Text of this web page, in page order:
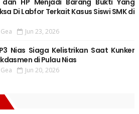
dan HP Menjadi Barang Bukti Yang
Di Labfor Terkait Kasus Siswi SMK di
Jun 23, 2026
Nias Siaga Kelistrikan Saat Kunker
di Pulau Nias
Jun 20, 2026